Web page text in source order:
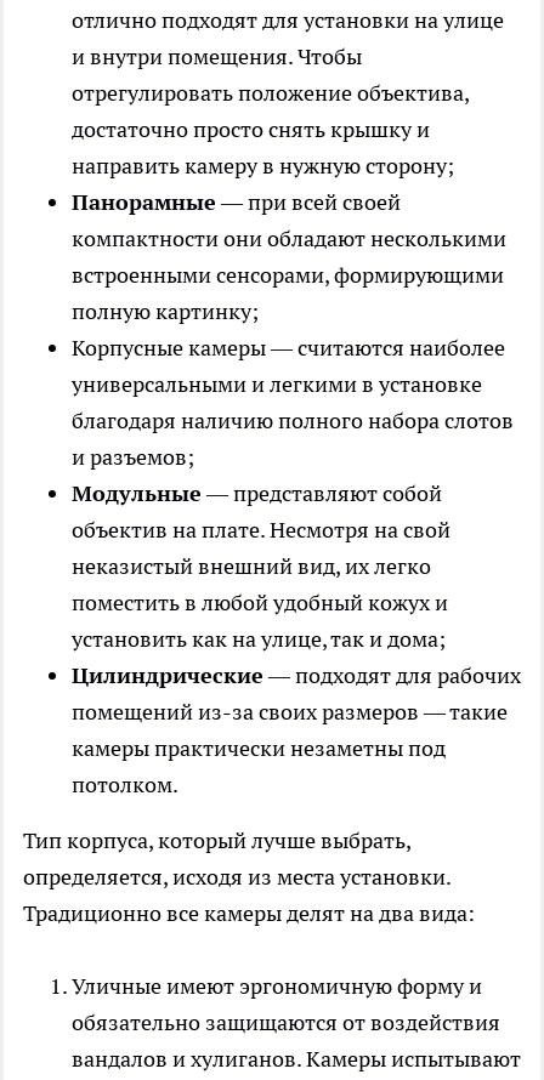
отлично подходят для установки на улице
и внутри помещения. Чтобы
отрегулировать положение объектива,
достаточно просто снять крышку и
направить камеру в нужную сторону;
Панорамные— при всей своей
компактности они обладают несколькими
встроенными сенсорами, формирующими
полную картинку;
Корпусные камеры — считаются наиболее
универсальными и легкими в установке
благодаря наличию полного набора слотов
и разъемов;
Модульные— представляют собой
объектив на плате. Несмотря на свой
неказистый внешний вид, их легко
поместить в любой удобный кожух и
установить как на улице, так и дома;
Цилиндрические— подходят для рабочих
помещений из-за своих размеров — такие
камеры практически незаметны под
потолком.
Тип корпуса, который лучше выбрать,
определяется, исходя из места установки.
Традиционно все камеры делят на два вида:
Уличные имеют эргономичную форму и
обязательно защищаются от воздействия
вандалов и хулиганов. Камеры испытывают